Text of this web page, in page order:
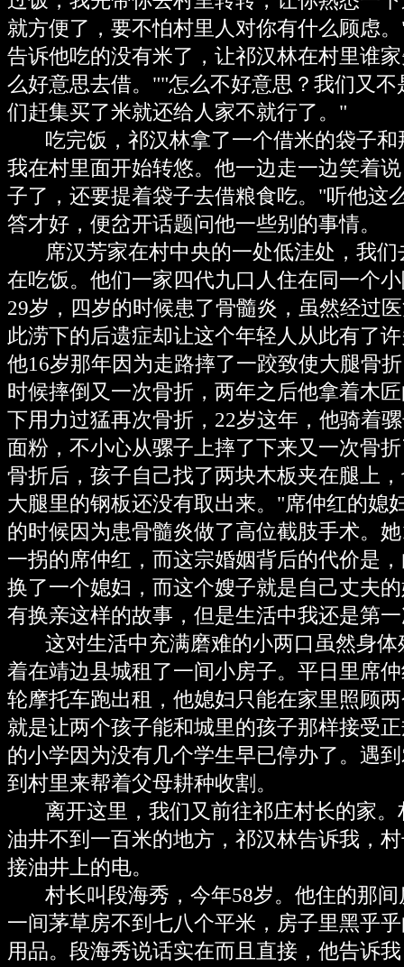
就方便了，要不怕村里人对你有什么顾虑
告诉他吃的没有米了，让祁汉林在村里谁
么好意思去借。""怎么不好意思？我们又
们赶集买了米就还给人家不就行了。"
吃完饭，祁汉林拿了一个借米的袋子和
我在村里面开始转悠。他一边走一边笑着
子了，还要提着袋子去借粮食吃。"听他这
答才好，便岔开话题问他一些别的事情。
席汉芳家在村中央的一处低洼处，我们
在吃饭。他们一家四代九口人住在同一个
29岁，四岁的时候患了骨髓炎，虽然经过
此涝下的后遗症却让这个年轻人从此有了
他16岁那年因为走路摔了一跤致使大腿骨
时候摔倒又一次骨折，两年之后他拿着木
下用力过猛再次骨折，22岁这年，他骑着
面粉，不小心从骡子上摔了下来又一次骨
骨折后，孩子自己找了两块木板夹在腿上
大腿里的钢板还没有取出来。"席仲红的媳
的时候因为患骨髓炎做了高位截肢手术。
一拐的席仲红，而这宗婚姻背后的代价是
换了一个媳妇，而这个嫂子就是自己丈夫
有换亲这样的故事，但是生活中我还是第
这对生活中充满磨难的小两口虽然身体
着在靖边县城租了一间小房子。平日里席
轮摩托车跑出租，他媳妇只能在家里照顾
就是让两个孩子能和城里的孩子那样接受
的小学因为没有几个学生早已停办了。遇
到村里来帮着父母耕种收割。
离开这里，我们又前往祁庄村长的家。
油井不到一百米的地方，祁汉林告诉我，
接油井上的电。
村长叫段海秀，今年58岁。他住的那间
一间茅草房不到七八个平米，房子里黑乎
用品。段海秀说话实在而且直接，他告诉